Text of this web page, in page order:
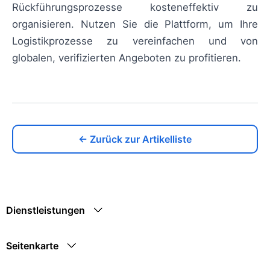
Rückführungsprozesse kosteneffektiv zu
organisieren. Nutzen Sie die Plattform, um Ihre
Logistikprozesse zu vereinfachen und von
globalen, verifizierten Angeboten zu profitieren.
← Zurück zur Artikelliste
Dienstleistungen
Seitenkarte